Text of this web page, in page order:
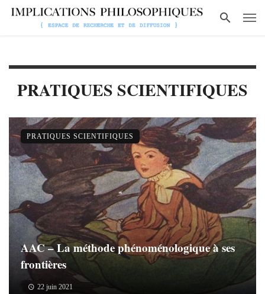
PRATIQUES SCIENTIFIQUES
AAC – La méthode phénoménologique à ses
frontières
22 juin 2021
PRATIQUES SCIENTIFIQUES